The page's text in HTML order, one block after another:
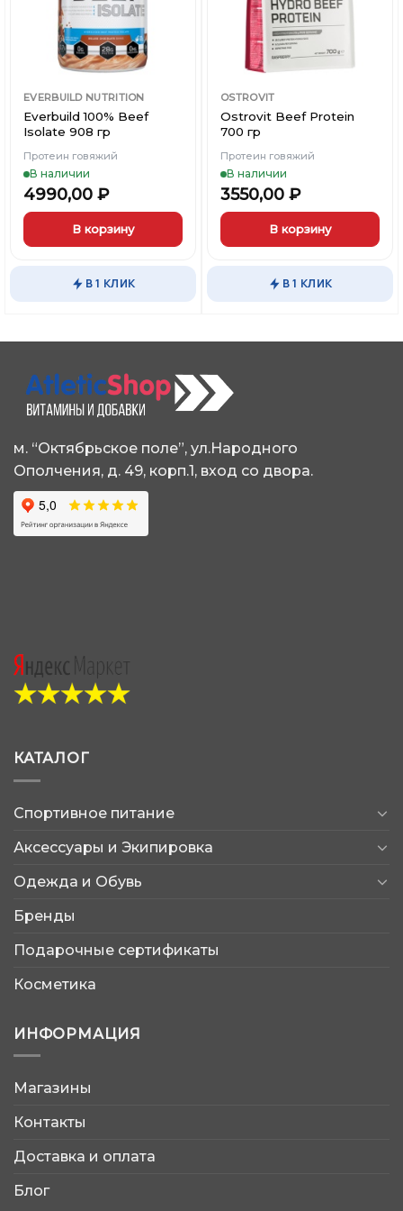
товара.
товара.
EVERBUILD NUTRITION
Everbuild 100% Beef
Isolate 908 гр
Протеин говяжий
В наличии
4990,00 ₽
В корзину
выбрать
на
товара.
В 1 КЛИК
OSTROVIT
Ostrovit Beef Protein
700 гр
Протеин говяжий
В наличии
3550,00 ₽
В корзину
выбрать
на
товара.
В 1 КЛИК
м. “Октябрьское поле”, ул.Народного
Ополчения, д. 49, корп.1, вход со двора.
КАТАЛОГ
Спортивное питание
Аксессуары и Экипировка
Одежда и Обувь
Бренды
Подарочные сертификаты
Косметика
ИНФОРМАЦИЯ
Магазины
Контакты
Доставка и оплата
Блог
Магазины
Контакты
Доставка и оплата
Магазины
Контакты
Доставка и оплата
Магазины
Контакты
Доставка и оплата